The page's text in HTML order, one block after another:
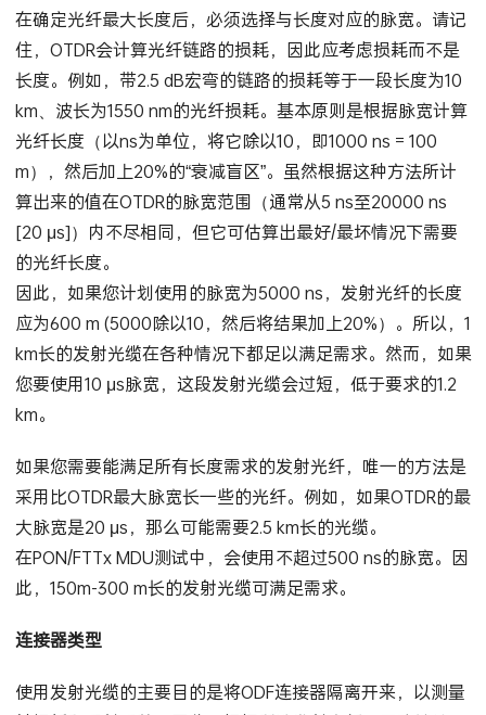
在确定光纤最大长度后，必须选择与长度对应的脉宽。请记
住，OTDR会计算光纤链路的损耗，因此应考虑损耗而不是
长度。例如，带2.5 dB宏弯的链路的损耗等于一段长度为10
km、波长为1550 nm的光纤损耗。基本原则是根据脉宽计算
光纤长度（以ns为单位，将它除以10，即1000 ns = 100
m），然后加上20%的“衰减盲区”。虽然根据这种方法所计
算出来的值在OTDR的脉宽范围（通常从5 ns至20000 ns
[20 μs]）内不尽相同，但它可估算出最好/最坏情况下需要
的光纤长度。
因此，如果您计划使用的脉宽为5000 ns，发射光纤的长度
应为600 m (5000除以10，然后将结果加上20%）。所以，1
km长的发射光缆在各种情况下都足以满足需求。然而，如果
您要使用10 μs脉宽，这段发射光缆会过短，低于要求的1.2
km。
如果您需要能满足所有长度需求的发射光纤，唯一的方法是
采用比OTDR最大脉宽长一些的光纤。例如，如果OTDR的最
大脉宽是20 μs，那么可能需要2.5 km长的光缆。
在PON/FTTx MDU测试中，会使用不超过500 ns的脉宽。因
此，150m-300 m长的发射光缆可满足需求。
连接器类型
使用发射光缆的主要目的是将ODF连接器隔离开来，以测量